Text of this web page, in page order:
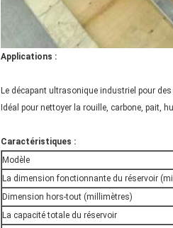
Applications :
Le décapant ultrasonique industriel pour
Idéal pour nettoyer la rouille, carbone, pait,
Caractéristiques :
Modèle
La dimension fonctionnante du réservoir
Dimension hors-tout (millimètres)
La capacité totale du réservoir